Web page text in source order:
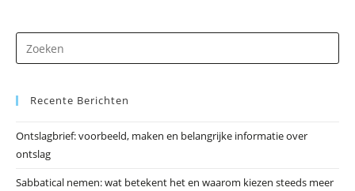
op
Recente Berichten
Ontslagbrief: voorbeeld, maken en belangrijke informatie over
ontslag
Sabbatical nemen: wat betekent het en waarom kiezen steeds meer